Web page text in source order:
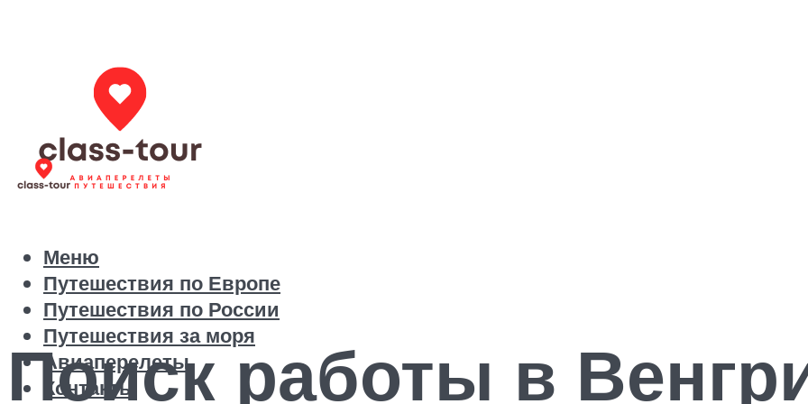
Путешествия по Европе
Путешествия по России
Путешествия за моря
Авиаперелеты
Контакты
Меню
Поиск работы в